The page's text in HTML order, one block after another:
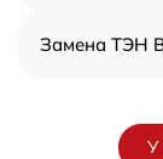
Замена ТЭН
У